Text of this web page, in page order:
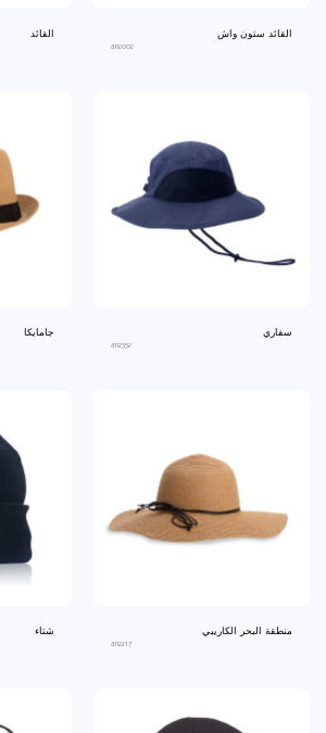
القائد ستون واش
an2002
القائد
سفاري
an2352
جامايكا
منطقة البحر الكاريبي
an2217
شتاء